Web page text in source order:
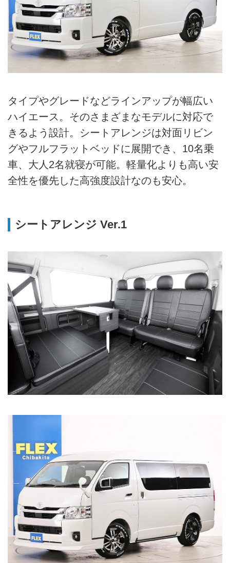
タイプやグレードなどラインアップが幅広い
ハイエース。そのさまざまなモデルに対応で
きるよう設計。シートアレンジは対面リビン
グやフルフラットベッドに展開でき、10名乗
車、大人2名就寝が可能。軽量化よりも高い安
全性を優先した高強度設計なのも安心。
シートアレンジ Ver.1